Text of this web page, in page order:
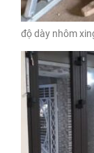
độ dày nhôm